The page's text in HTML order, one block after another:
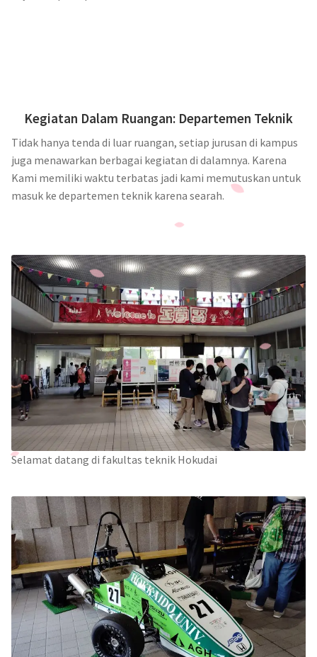
Kegiatan Dalam Ruangan: Departemen Teknik
Tidak hanya tenda di luar ruangan, setiap jurusan di kampus
juga menawarkan berbagai kegiatan di dalamnya. Karena
Kami memiliki waktu terbatas jadi kami memutuskan untuk
masuk ke departemen teknik karena searah.
Selamat datang di fakultas teknik Hokudai